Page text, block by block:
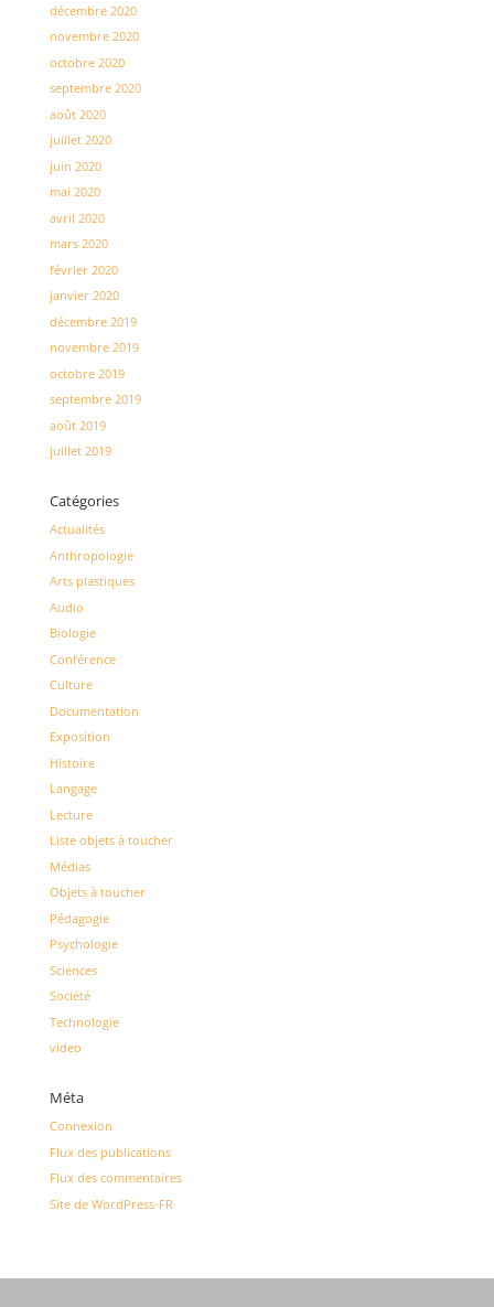
décembre 2020
novembre 2020
octobre 2020
septembre 2020
août 2020
juillet 2020
juin 2020
mai 2020
avril 2020
mars 2020
février 2020
janvier 2020
décembre 2019
novembre 2019
octobre 2019
septembre 2019
août 2019
juillet 2019
Catégories
Actualités
Anthropologie
Arts plastiques
Audio
Biologie
Conférence
Culture
Documentation
Exposition
Histoire
Langage
Lecture
Liste objets à toucher
Médias
Objets à toucher
Pédagogie
Psychologie
Sciences
Société
Technologie
video
Méta
Connexion
Flux des publications
Flux des commentaires
Site de WordPress-FR